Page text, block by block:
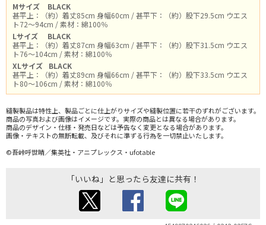
Mサイズ
BLACK
甚平上：（約）着丈85cm 身幅60cm / 甚平下：（約）股下29.5cm ウエス
ト72～94cm / 素材：綿100％
Lサイズ
BLACK
甚平上：（約）着丈87cm 身幅63cm / 甚平下：（約）股下31.5cm ウエス
ト76～104cm / 素材：綿100％
XLサイズ
BLACK
甚平上：（約）着丈89cm 身幅66cm / 甚平下：（約）股下33.5cm ウエス
ト80～106cm / 素材：綿100％
縫製製品は特性上、製品ごとに仕上がりサイズや縫製位置に若干のずれがございます。
商品の写真および画像はイメージです。実際の商品とは異なる場合があります。
商品のデザイン・仕様・発売日などは予告なく変更となる場合があります。
画像・テキストの無断転載、及びそれに準ずる行為を一切禁止いたします。
©吾峠呼世晴／集英社・アニプレックス・ufotable
「いいね」と思ったら友達に共有！